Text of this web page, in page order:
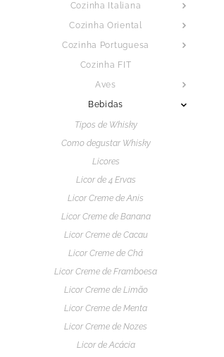
Cozinha Italiana
Cozinha Oriental
Cozinha Portuguesa
Cozinha FIT
Aves
Bebidas
Tipos de Whisky
Como degustar Whisky
Licores
Licor de 4 Ervas
Licor Creme de Anis
Licor Creme de Banana
Licor Creme de Cacau
Licor Creme de Chá
Licor Creme de Framboesa
Licor Creme de Limão
Licor Creme de Menta
Licor Creme de Nozes
Licor de Acácia